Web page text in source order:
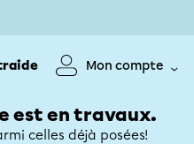
Mon compte
est en travaux.
celles déjà posées!